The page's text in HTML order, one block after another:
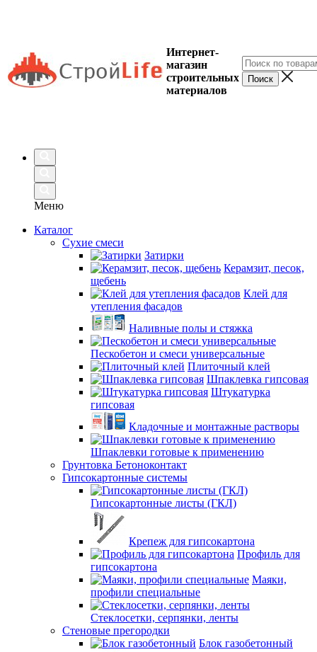
Интернет-
магазин
строительных
материалов
Меню
Каталог
Сухие смеси
Затирки
Керамзит, песок,
щебень
Клей для
утепления фасадов
Наливные полы и стяжка
Пескобетон и смеси универсальные
Плиточный клей
Шпаклевка гипсовая
Штукатурка
гипсовая
Кладочные и монтажные растворы
Шпаклевки готовые к применению
Грунтовка Бетоноконтакт
Гипсокартонные системы
Гипсокартонные листы (ГКЛ)
Крепеж для гипсокартона
Профиль для
гипсокартона
Маяки,
профили специальные
Стеклосетки, серпянки, ленты
Стеновые прегородки
Блок газобетонный